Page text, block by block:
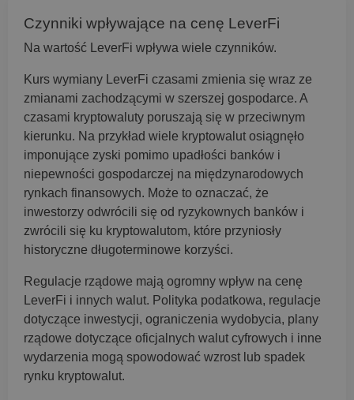
Czynniki wpływające na cenę LeverFi
Na wartość LeverFi wpływa wiele czynników.
Kurs wymiany LeverFi czasami zmienia się wraz ze
zmianami zachodzącymi w szerszej gospodarce. A
czasami kryptowaluty poruszają się w przeciwnym
kierunku. Na przykład wiele kryptowalut osiągnęło
imponujące zyski pomimo upadłości banków i
niepewności gospodarczej na międzynarodowych
rynkach finansowych. Może to oznaczać, że
inwestorzy odwrócili się od ryzykownych banków i
zwrócili się ku kryptowalutom, które przyniosły
historyczne długoterminowe korzyści.
Regulacje rządowe mają ogromny wpływ na cenę
LeverFi i innych walut. Polityka podatkowa, regulacje
dotyczące inwestycji, ograniczenia wydobycia, plany
rządowe dotyczące oficjalnych walut cyfrowych i inne
wydarzenia mogą spowodować wzrost lub spadek
rynku kryptowalut.